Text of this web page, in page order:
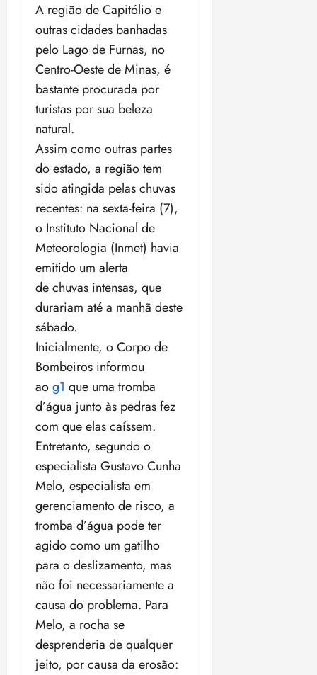
A região de Capitólio e
outras cidades banhadas
pelo Lago de Furnas, no
Centro-Oeste de Minas, é
bastante procurada por
turistas por sua beleza
natural.
Assim como outras partes
do estado, a região tem
sido atingida pelas chuvas
recentes: na sexta-feira (7),
o Instituto Nacional de
Meteorologia (Inmet) havia
emitido um alerta
de chuvas intensas, que
durariam até a manhã deste
sábado.
Inicialmente, o Corpo de
Bombeiros informou
aog1 que uma tromba
d’água junto às pedras fez
com que elas caíssem.
Entretanto, segundo o
especialista Gustavo Cunha
Melo, especialista em
gerenciamento de risco, a
tromba d’água pode ter
agido como um gatilho
para o deslizamento, mas
não foi necessariamente a
causa do problema. Para
Melo, a rocha se
desprenderia de qualquer
jeito, por causa da erosão: